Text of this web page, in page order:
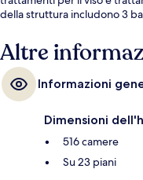
della struttura includono 3
Altre
Informazioni
Dimensioni
516 camere
Su 23 piani